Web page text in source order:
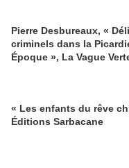
Pierre Desbureaux, «
criminels dans la
Époque », La Vague
« Les enfants du rêve
Éditions Sarbacane